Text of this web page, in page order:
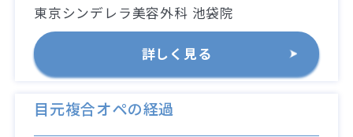
東京シンデレラ美容外科 池袋院
詳しく見る
目元複合オペの経過